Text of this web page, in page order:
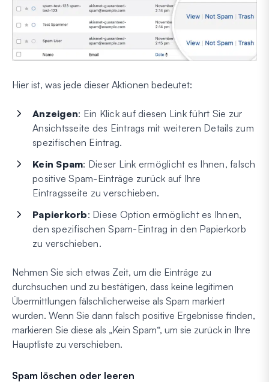
Hier ist, was jede dieser Aktionen bedeutet:
Anzeigen: Ein Klick auf diesen Link führt Sie zur
Ansichtsseite des Eintrags mit weiteren Details zum
spezifischen Eintrag.
Kein Spam: Dieser Link ermöglicht es Ihnen, falsch
positive Spam-Einträge zurück auf Ihre
Eintragsseite zu verschieben.
Papierkorb: Diese Option ermöglicht es Ihnen,
den spezifischen Spam-Eintrag in den Papierkorb
zu verschieben.
Nehmen Sie sich etwas Zeit, um die Einträge zu
durchsuchen und zu bestätigen, dass keine legitimen
Übermittlungen fälschlicherweise als Spam markiert
wurden. Wenn Sie dann falsch positive Ergebnisse finden,
markieren Sie diese als „Kein Spam“, um sie zurück in Ihre
Hauptliste zu verschieben.
Spam löschen oder leeren